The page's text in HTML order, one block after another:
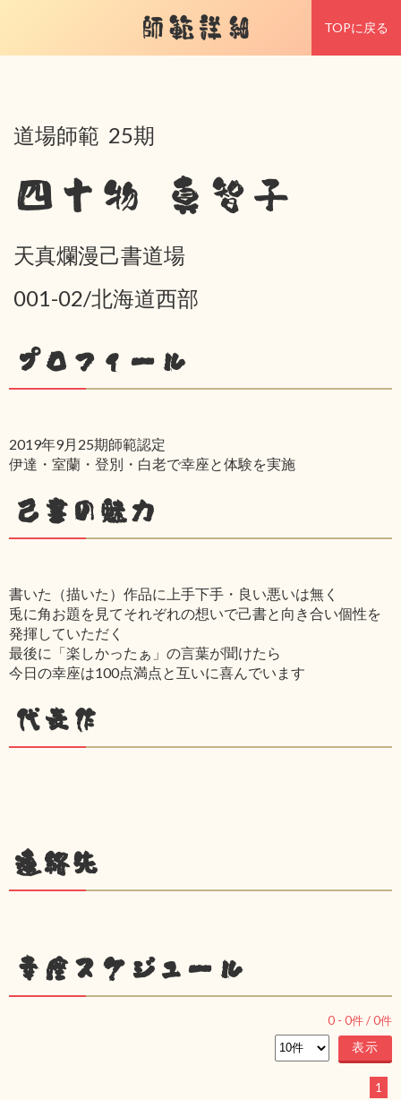
師範詳細 TOPに戻る
道場師範 25期
四十物 真智子
天真爛漫己書道場
001-02/北海道西部
プロフィール
2019年9月25期師範認定
伊達・室蘭・登別・白老で幸座と体験を実施
己書の魅力
書いた（描いた）作品に上手下手・良い悪いは無く
兎に角お題を見てそれぞれの想いで己書と向き合い個性を
発揮していただく
最後に「楽しかったぁ」の言葉が聞けたら
今日の幸座は100点満点と互いに喜んでいます
代表作
連絡先
幸座スケジュール
0 - 0件 /0件
1